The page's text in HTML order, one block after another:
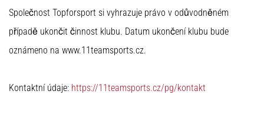
Společnost Topforsport si vyhrazuje právo v odůvodněném
případě ukončit činnost klubu. Datum ukončení klubu bude
oznámeno na www.11teamsports.cz.
Kontaktní údaje: https://11teamsports.cz/pg/kontakt